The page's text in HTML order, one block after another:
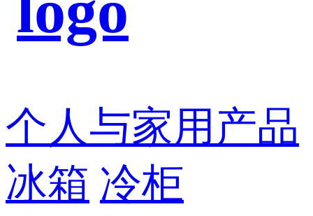
个人与家用产品
冰箱 冷柜